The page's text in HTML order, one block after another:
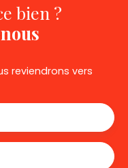
bien ?
reviendrons vers